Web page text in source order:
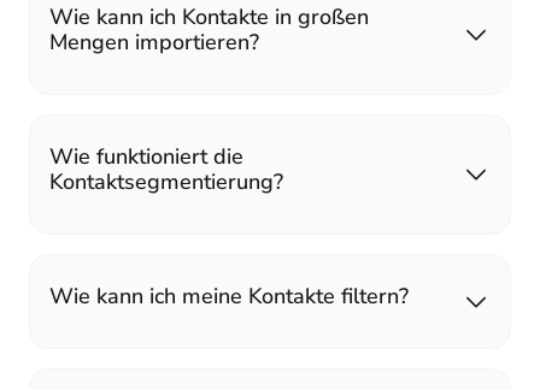
Wie kann ich Kontakte in großen
Mengen importieren?
Wie funktioniert die
Kontaktsegmentierung?
Wie kann ich meine Kontakte filtern?